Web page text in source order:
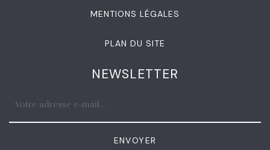
MENTIONS LÉGALES
PLAN DU SITE
NEWSLETTER
ENVOYER